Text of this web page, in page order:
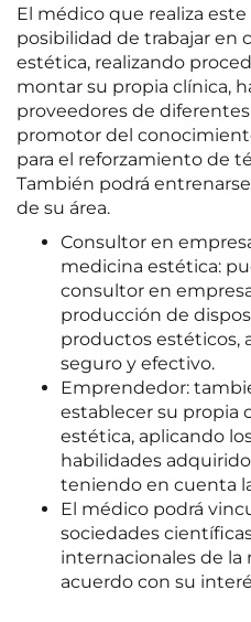
El médico que realiza
posibilidad de trabajar en
estética, realizando
montar su propia clínica,
proveedores de
promotor del
para el reforzamiento de
También podrá
de su área.
Consultor en
medicina estética:
consultor en
producción de
productos estéticos,
seguro y efectivo.
Emprendedor:
establecer su propia
estética, aplicando
habilidades
teniendo en cuenta
El médico podrá
sociedades
internacionales de la
acuerdo con su